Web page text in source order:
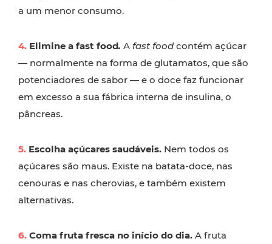
a um menor consumo.
4. Elimine a fast food. A fast foodcontém açúcar
— normalmente na forma de glutamatos, que são
potenciadores de sabor — e o doce faz funcionar
em excesso a sua fábrica interna de insulina, o
pâncreas.
5. Escolha açúcares saudáveis. Nem todos os
açúcares são maus. Existe na batata-doce, nas
cenouras e nas cherovias, e também existem
alternativas.
6. Coma fruta fresca no início do dia. A fruta